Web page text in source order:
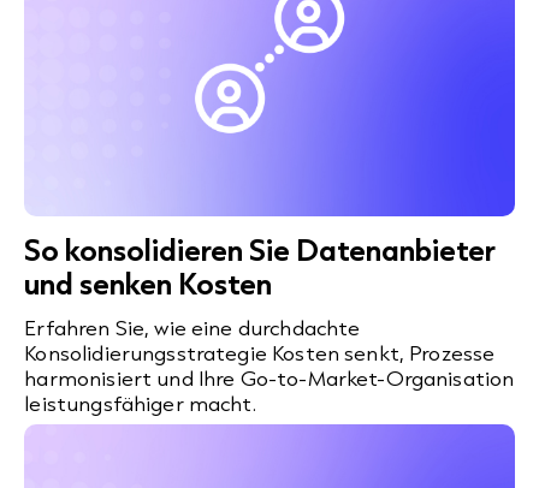
So konsolidieren Sie Datenanbieter
und senken Kosten
Erfahren Sie, wie eine durchdachte
Konsolidierungsstrategie Kosten senkt, Prozesse
harmonisiert und Ihre Go-to-Market-Organisation
leistungsfähiger macht.